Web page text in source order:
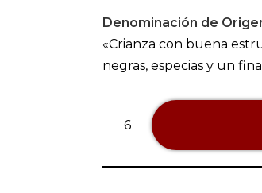
Denominación de
«Crianza con buena
negras, especias y un